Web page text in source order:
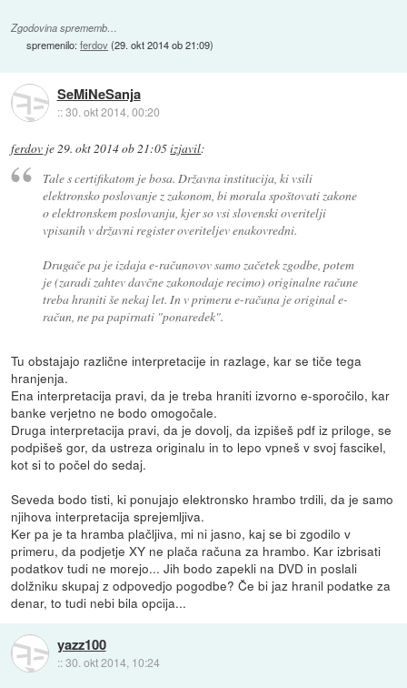
Zgodovina sprememb…
spremenilo:ferdov(29. okt 2014 ob 21:09)
SeMiNeSanja
::30. okt 2014, 00:20
ferdov je29. okt 2014 ob 21:05izjavil:
Tale s certifikatom je bosa. Državna institucija, ki vsili
elektronsko poslovanje z zakonom, bi morala spoštovati zakone
o elektronskem poslovanju, kjer so vsi slovenski overitelji
vpisanih v državni register overiteljev enakovredni.
Drugače pa je izdaja e-računovov samo začetek zgodbe, potem
je (zaradi zahtev davčne zakonodaje recimo) originalne račune
treba hraniti še nekaj let. In v primeru e-računa je original e-
račun, ne pa papirnati "ponaredek".
Tu obstajajo različne interpretacije in razlage, kar se tiče tega
hranjenja.
Ena interpretacija pravi, da je treba hraniti izvorno e-sporočilo, kar
banke verjetno ne bodo omogočale.
Druga interpretacija pravi, da je dovolj, da izpišeš pdf iz priloge, se
podpišeš gor, da ustreza originalu in to lepo vpneš v svoj fascikel,
kot si to počel do sedaj.
Seveda bodo tisti, ki ponujajo elektronsko hrambo trdili, da je samo
njihova interpretacija sprejemljiva.
Ker pa je ta hramba plačljiva, mi ni jasno, kaj se bi zgodilo v
primeru, da podjetje XY ne plača računa za hrambo. Kar izbrisati
podatkov tudi ne morejo... Jih bodo zapekli na DVD in poslali
dolžniku skupaj z odpovedjo pogodbe? Če bi jaz hranil podatke za
denar, to tudi nebi bila opcija...
yazz100
::30. okt 2014, 10:24